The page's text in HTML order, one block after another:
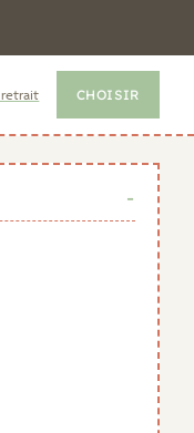
à évoluer
de
retrait CHOISIR